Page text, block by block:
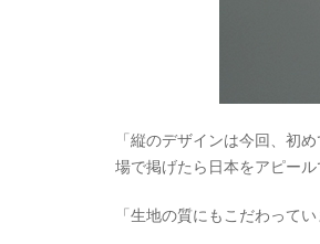
「縦のデザインは今回、初
場で掲げたら日本をアピー
「生地の質にもこだわって